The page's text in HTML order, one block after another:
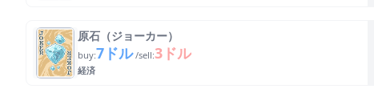
原石（ジョーカー）
buy:7ドル /sell:3ドル
経済